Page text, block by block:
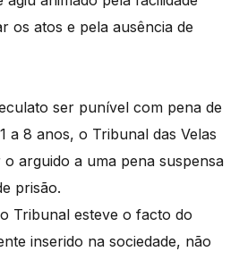
os atos e pela ausência de
ser punível com pena de
a 8 anos, o Tribunal das Velas
arguido a uma pena suspensa
prisão.
Tribunal esteve o facto do
inserido na sociedade, não